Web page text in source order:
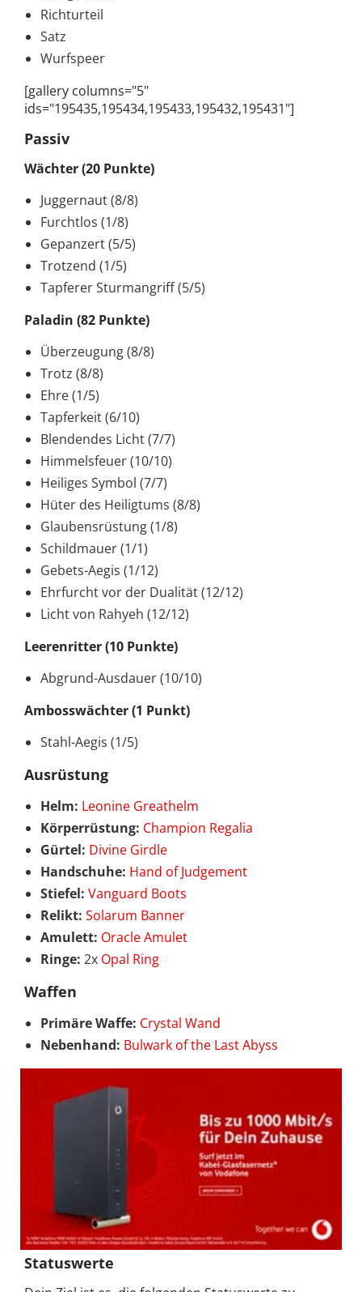
Richturteil
Satz
Wurfspeer
[gallery columns="5"
ids="195435,195434,195433,195432,195431"]
Passiv
Wächter (20 Punkte)
Juggernaut (8/8)
Furchtlos (1/8)
Gepanzert (5/5)
Trotzend (1/5)
Tapferer Sturmangriff (5/5)
Paladin (82 Punkte)
Überzeugung (8/8)
Trotz (8/8)
Ehre (1/5)
Tapferkeit (6/10)
Blendendes Licht (7/7)
Himmelsfeuer (10/10)
Heiliges Symbol (7/7)
Hüter des Heiligtums (8/8)
Glaubensrüstung (1/8)
Schildmauer (1/1)
Gebets-Aegis (1/12)
Ehrfurcht vor der Dualität (12/12)
Licht von Rahyeh (12/12)
Leerenritter (10 Punkte)
Abgrund-Ausdauer (10/10)
Ambosswächter (1 Punkt)
Stahl-Aegis (1/5)
Ausrüstung
Helm: Leonine Greathelm
Körperrüstung: Champion Regalia
Gürtel: Divine Girdle
Handschuhe: Hand of Judgement
Stiefel: Vanguard Boots
Relikt: Solarum Banner
Amulett: Oracle Amulet
Ringe: 2x Opal Ring
Waffen
Primäre Waffe: Crystal Wand
Nebenhand: Bulwark of the Last Abyss
Statuswerte